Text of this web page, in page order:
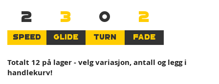
beginning
the
images
2
SPEED
3
GLIDE
0
TURN
2
FADE
Totalt 12 på lager - velg variasjon, antall og legg i
handlekurv!